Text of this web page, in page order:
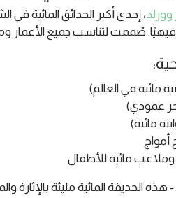
صُممت لتناسب جميع الأعمار
مائية في العالم)
عمودي)
مائية)
وملاعب مائية للأطفال
الحديقة المائية مليئة بالإثارة